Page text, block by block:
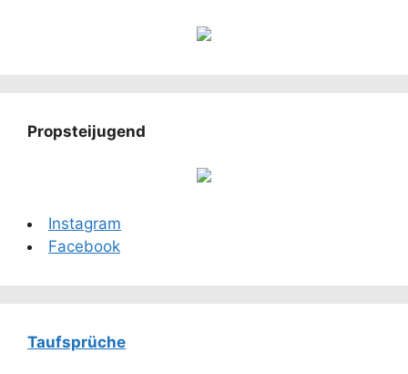
Propsteijugend
Instagram
Facebook
Taufsprüche